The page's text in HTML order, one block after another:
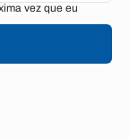
vez que eu